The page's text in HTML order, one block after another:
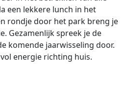
een lekkere lunch in het
rondje door het park breng je
Gezamenlijk spreek je de
komende jaarwisseling door.
energie richting huis.